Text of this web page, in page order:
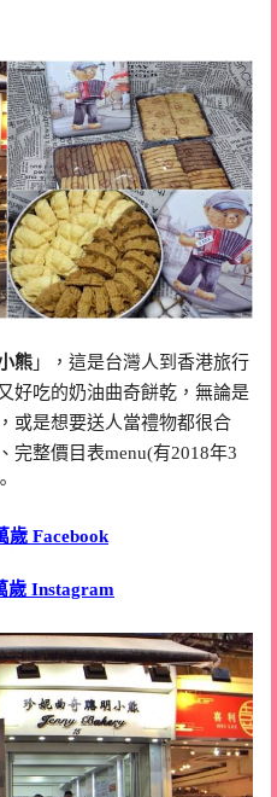
熊 」，這是台灣人到香港旅行
好吃的奶油曲奇餅乾，無論是
或是想要送人當禮物都很合
完整價目表menu(有2018年3
歲 Facebook
歲 Instagram